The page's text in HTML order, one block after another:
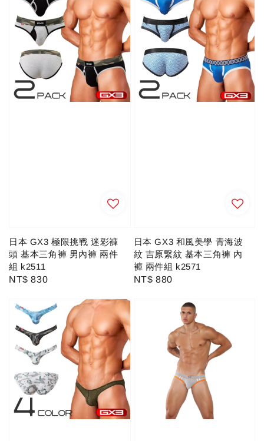
日本 GX3 極限挑戰 迷彩褲
頭 基本三角褲 男內褲 兩件
組 k2511
Regular
NT$ 830
日本 GX3 和風美學 青海波
紋 吉原繋紋 基本三角褲 內
褲 兩件組 k2571
Regular
NT$ 880